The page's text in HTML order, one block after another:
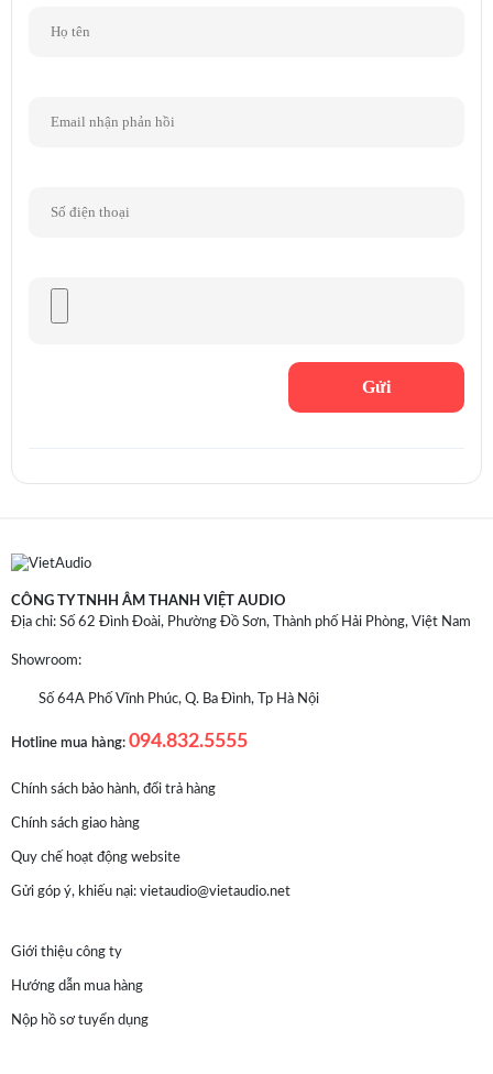
CÔNG TY TNHH ÂM THANH VIỆT AUDIO
Địa chỉ: Số 62 Đình Đoài, Phường Đồ Sơn, Thành phố Hải Phòng, Việt Nam
Showroom:
Số 64A Phố Vĩnh Phúc, Q. Ba Đình, Tp Hà Nội
Hotline mua hàng: 094.832.5555
Chính sách bảo hành, đổi trả hàng
Chính sách giao hàng
Quy chế hoạt động website
Gửi góp ý, khiếu nại: vietaudio@vietaudio.net
Giới thiệu công ty
Hướng dẫn mua hàng
Nộp hồ sơ tuyển dụng